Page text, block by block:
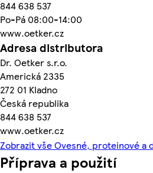
844 638 537
Po-Pá 08:00-14:00
www.oetker.cz
Adresa distributora
Dr. Oetker s.r.o.
Americká 2335
272 01 Kladno
Česká republika
844 638 537
www.oetker.cz
Zobrazit vše Ovesné, proteinové a
Příprava a použití